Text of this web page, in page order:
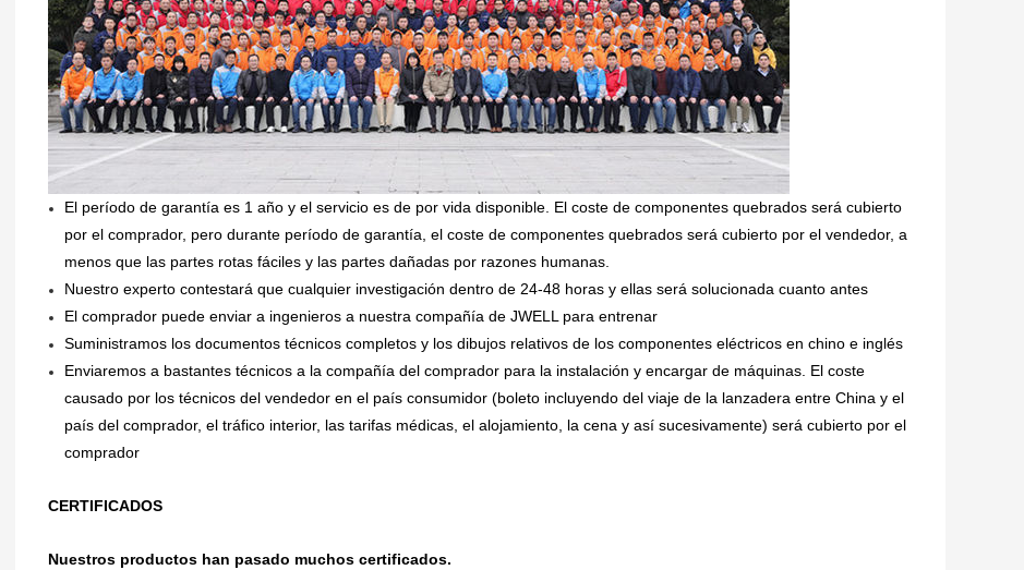
El período de garantía es 1 año y el servicio es de por vida disponible. El coste de componentes quebrados será cubierto
por el comprador, pero durante período de garantía, el coste de componentes quebrados será cubierto por el vendedor, a
menos que las partes rotas fáciles y las partes dañadas por razones humanas.
Nuestro experto contestará que cualquier investigación dentro de 24-48 horas y ellas será solucionada cuanto antes
El comprador puede enviar a ingenieros a nuestra compañía de JWELL para entrenar
Suministramos los documentos técnicos completos y los dibujos relativos de los componentes eléctricos en chino e inglés
Enviaremos a bastantes técnicos a la compañía del comprador para la instalación y encargar de máquinas. El coste
causado por los técnicos del vendedor en el país consumidor (boleto incluyendo del viaje de la lanzadera entre China y el
país del comprador, el tráfico interior, las tarifas médicas, el alojamiento, la cena y así sucesivamente) será cubierto por el
comprador
CERTIFICADOS
Nuestros productos han pasado muchos certificados.